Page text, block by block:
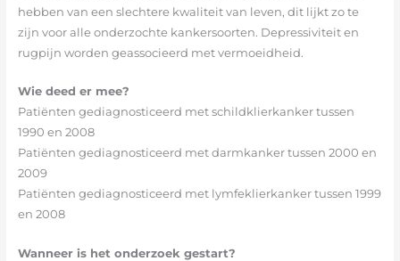
hebben van een slechtere kwaliteit van leven, dit lijkt zo te
zijn voor alle onderzochte kankersoorten. Depressiviteit en
rugpijn worden geassocieerd met vermoeidheid.
Wie deed er mee?
Patiënten gediagnosticeerd met schildklierkanker tussen
1990 en 2008
Patiënten gediagnosticeerd met darmkanker tussen 2000 en
2009
Patiënten gediagnosticeerd met lymfeklierkanker tussen 1999
en 2008
Wanneer is het onderzoek gestart?